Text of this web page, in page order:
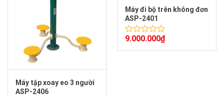
Máy tập xoay eo 3 người
ASP-2406
Máy đi bộ trên không đơn
ASP-2401
Được
xếp
9.000.000₫